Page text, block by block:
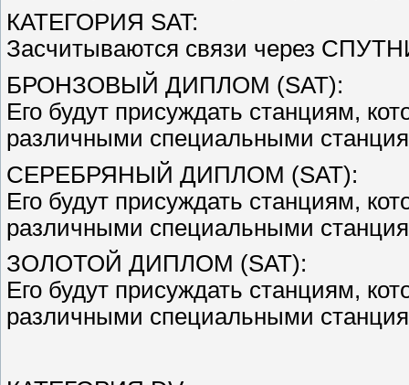
КАТЕГОРИЯ SAT:
Засчитываются связи через
БРОНЗОВЫЙ ДИПЛОМ (SAT):
Его будут присуждать станциям,
различными специальными
СЕРЕБРЯНЫЙ ДИПЛОМ (SAT):
Его будут присуждать станциям,
различными специальными
ЗОЛОТОЙ ДИПЛОМ (SAT):
Его будут присуждать станциям,
различными специальными